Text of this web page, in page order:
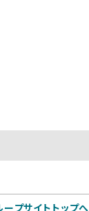
ープサイトトップへ